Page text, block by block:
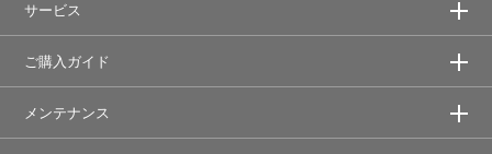
サービス
ご購入ガイド
メンテナンス